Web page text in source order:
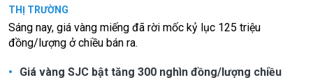
THỊ TRƯỜNG
Sáng nay, giá vàng miếng đã rời mốc kỷ lục 125 triệu
đồng/lượng ở chiều bán ra.
Giá vàng SJC bật tăng 300 nghìn đồng/lượng chiều